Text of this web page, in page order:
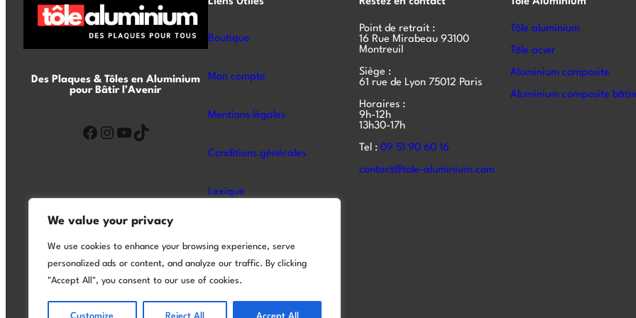
We value your privacy
We use cookies to enhance your browsing experience, serve
personalized ads or content, and analyze our traffic. By clicking
"Accept All", you consent to our use of cookies.
Des Plaques & Tôles en Aluminium
pour Bâtir l’Avenir
Boutique
Mon compte
Mentions légales
Conditions générales
Lexique
Foire aux questions
Point de retrait :
16 Rue Mirabeau 93100
Montreuil
Siège :
61 rue de Lyon 75012 Paris
Horaires :
9h-12h
13h30-17h
Tel : 09 51 90 60 16
contact@tole-aluminium.com
Tôle aluminium
Tôle acier
Aluminium composite
Aluminium composite